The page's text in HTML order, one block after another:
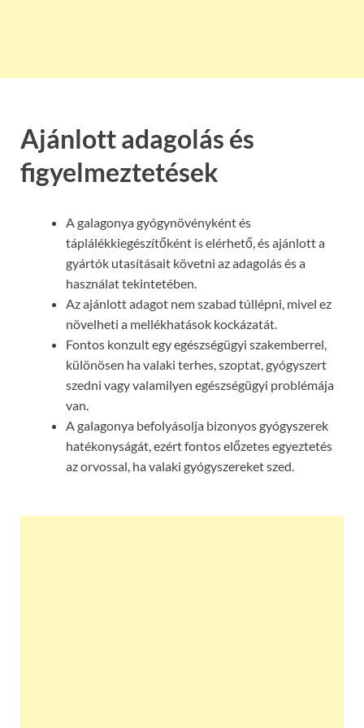
Ajánlott adagolás és
figyelmeztetések
A galagonya gyógynövényként és
táplálékkiegészítőként is elérhető, és ajánlott a
gyártók utasításait követni az adagolás és a
használat tekintetében.
Az ajánlott adagot nem szabad túllépni, mivel ez
növelheti a mellékhatások kockázatát.
Fontos konzult egy egészségügyi szakemberrel,
különösen ha valaki terhes, szoptat, gyógyszert
szedni vagy valamilyen egészségügyi problémája
van.
A galagonya befolyásolja bizonyos gyógyszerek
hatékonyságát, ezért fontos előzetes egyeztetés
az orvossal, ha valaki gyógyszereket szed.